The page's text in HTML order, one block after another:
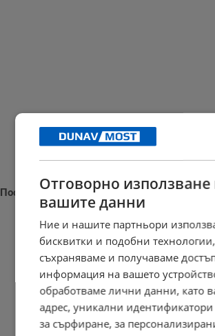
Последни новини
Бойко Борисов: Трябва да развиваме
11:41 | 9.8.2026 г.
Отговорно използване
вашите данни
Ние и нашите партньори
бисквитки и подобни
съхраняваме и получаваме
информация на вашето
обработваме лични данни, като
адрес, уникални
за сърфиране, за